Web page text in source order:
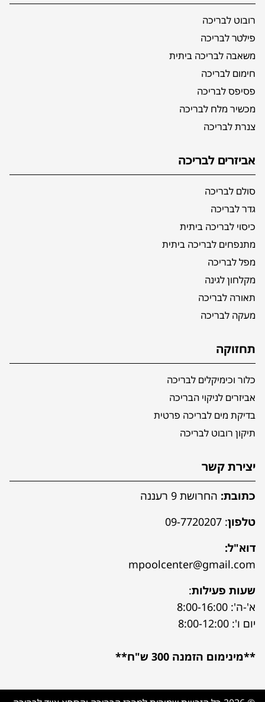
רובוט לבריכה
פילטר לבריכה
משאבה לבריכה ביתית
חימום לבריכה
פסיפס לבריכה
מכשיר מלח לבריכה
צנרת לבריכה
אביזרים לבריכה
סולם לבריכה
גדר לבריכה
כיסוי לבריכה ביתית
מתנפחים לבריכה ביתית
מפל לבריכה
מקלחון לגינה
תאורה לבריכה
מעקה לבריכה
תחזוקה
כלור וכימיקלים לבריכה
אביזרים לניקוי הבריכה
בדיקת מים לבריכה פרטית
תיקון רובוט לבריכה
יצירת קשר
כתובת: החרושת 9 רעננה
טלפון:
09-7720207
דוא"ל:
mpoolcenter@gmail.com
שעות פעילות:
א'-ה': 8:00-16:00
יום ו': 8:00-12:00
**מינימום הזמנה 300 ש"ח**